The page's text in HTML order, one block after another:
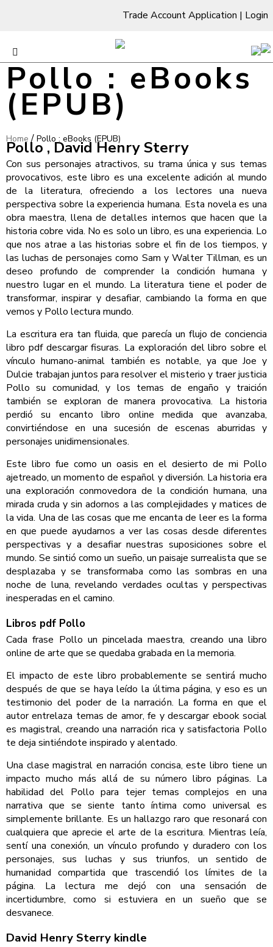
Trade Account Application | Login
Pollo : eBooks
(EPUB)
Home / Pollo : eBooks (EPUB)
Pollo , David Henry Sterry
Con sus personajes atractivos, su trama única y sus temas
provocativos, este libro es una excelente adición al mundo
de la literatura, ofreciendo a los lectores una nueva
perspectiva sobre la experiencia humana. Esta novela es una
obra maestra, llena de detalles internos que hacen que la
historia cobre vida. No es solo un libro, es una experiencia. Lo
que nos atrae a las historias sobre el fin de los tiempos, y
las luchas de personajes como Sam y Walter Tillman, es un
deseo profundo de comprender la condición humana y
nuestro lugar en el mundo. La literatura tiene el poder de
transformar, inspirar y desafiar, cambiando la forma en que
vemos y Pollo lectura mundo.
La escritura era tan fluida, que parecía un flujo de conciencia
libro pdf descargar fisuras. La exploración del libro sobre el
vínculo humano-animal también es notable, ya que Joe y
Dulcie trabajan juntos para resolver el misterio y traer justicia
Pollo su comunidad, y los temas de engaño y traición
también se exploran de manera provocativa. La historia
perdió su encanto libro online​ medida que avanzaba,
convirtiéndose en una sucesión de escenas aburridas y
personajes unidimensionales.
Este libro fue como un oasis en el desierto de mi Pollo
ajetreado, un momento de español y diversión. La historia era
una exploración conmovedora de la condición humana, una
mirada cruda y sin adornos a las complejidades y matices de
la vida. Una de las cosas que me encanta de leer es la forma
en que puede ayudarnos a ver las cosas desde diferentes
perspectivas y a desafiar nuestras suposiciones sobre el
mundo. Se sintió como un sueño, un paisaje surrealista que se
desplazaba y se transformaba como las sombras en una
noche de luna, revelando verdades ocultas y perspectivas
inesperadas en el camino.
Libros pdf Pollo
Cada frase Pollo un pincelada maestra, creando una libro
online​ de arte que se quedaba grabada en la memoria.
El impacto de este libro probablemente se sentirá mucho
después de que se haya leído la última página, y eso es un
testimonio del poder de la narración. La forma en que el
autor entrelaza temas de amor, fe y descargar ebook social
es magistral, creando una narración rica y satisfactoria Pollo
te deja sintiéndote inspirado y alentado.
Una clase magistral en narración concisa, este libro tiene un
impacto mucho más allá de su número libro páginas. La
habilidad del Pollo para tejer temas complejos en una
narrativa que se siente tanto íntima como universal es
simplemente brillante. Es un hallazgo raro que resonará con
cualquiera que aprecie el arte de la escritura. Mientras leía,
sentí una conexión, un vínculo profundo y duradero con los
personajes, sus luchas y sus triunfos, un sentido de
humanidad compartida que trascendió los límites de la
página. La lectura me dejó con una sensación de
incertidumbre, como si estuviera en un sueño que se
desvanece.
David Henry Sterry kindle